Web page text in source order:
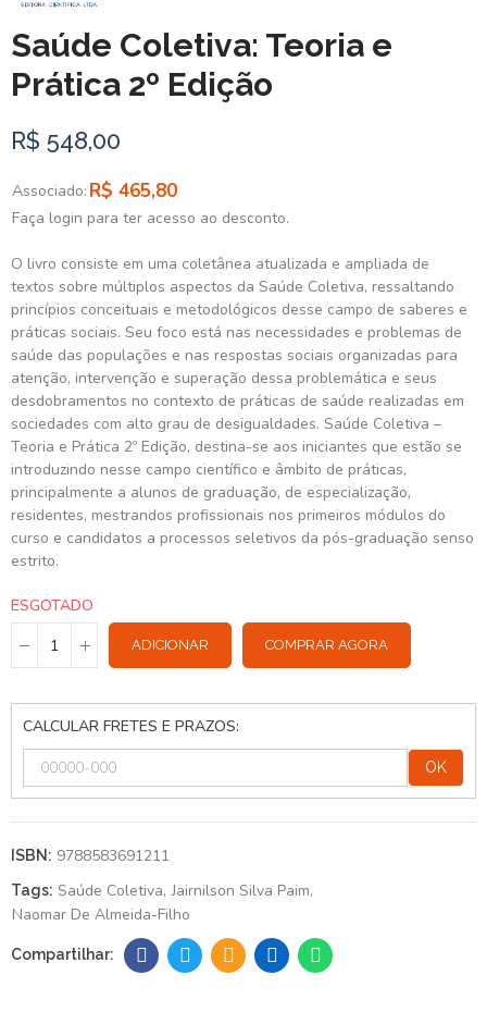
Saúde Coletiva: Teoria e
Prática 2º Edição
R$ 548,00
Associado: R$ 465,80
Faça login para ter acesso ao desconto.
O livro consiste em uma coletânea atualizada e ampliada de
textos sobre múltiplos aspectos da Saúde Coletiva, ressaltando
princípios conceituais e metodológicos desse campo de saberes e
práticas sociais. Seu foco está nas necessidades e problemas de
saúde das populações e nas respostas sociais organizadas para
atenção, intervenção e superação dessa problemática e seus
desdobramentos no contexto de práticas de saúde realizadas em
sociedades com alto grau de desigualdades. Saúde Coletiva –
Teoria e Prática 2º Edição, destina-se aos iniciantes que estão se
introduzindo nesse campo científico e âmbito de práticas,
principalmente a alunos de graduação, de especialização,
residentes, mestrandos profissionais nos primeiros módulos do
curso e candidatos a processos seletivos da pós-graduação senso
estrito.
ESGOTADO
ADICIONAR COMPRAR AGORA
CALCULAR FRETES E PRAZOS:
OK
ISBN: 9788583691211
Tags: Saúde Coletiva Jairnilson Silva Paim
Naomar De Almeida-Filho